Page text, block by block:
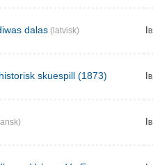
dalas (latvisk)
skuespill (1873)